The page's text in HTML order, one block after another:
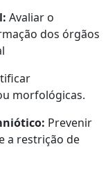
Avaliar o
dos órgãos
morfológicas.
Prevenir
a restrição de